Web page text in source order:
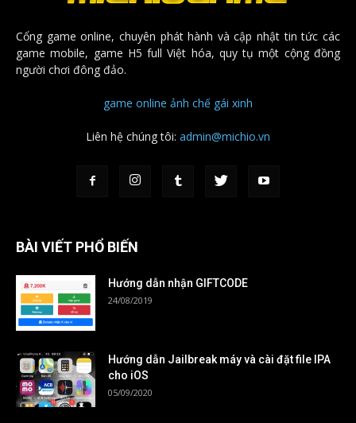
Cổng game online, chuyên phát hành và cập nhật tin tức các
game mobile, game H5 full Việt hóa, quy tụ một cộng đồng
người chơi đông đảo.
game online ảnh chế gái xinh
Liên hệ chúng tôi: admin@michio.vn
BÀI VIẾT PHỔ BIẾN
Hướng dẫn nhận GIFTCODE
24/08/2019
Hướng dẫn Jailbreak máy và cài đặt file IPA
cho iOS
05/09/2020